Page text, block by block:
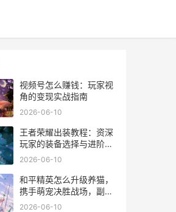
视频号怎么赚钱：玩家视
角的变现实战指南
2026-06-10
王者荣耀出装教程：资深
玩家的装备选择与进阶思
路，副标题：从基础到精
2026-06-10
和平精英怎么升级养猫，
携手萌宠决胜战场，副标
题，从新手到高手，萌猫
2026-06-10